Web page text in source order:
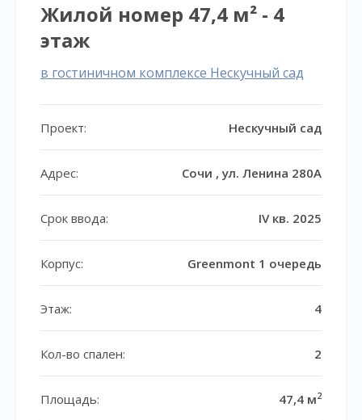
Жилой номер 47,4 м² - 4
этаж
в гостиничном комплексе Нескучный сад
Проект: Нескучный сад
Адрес: Сочи , ул. Ленина 280А
Срок ввода: IV кв. 2025
Корпус: Greenmont 1 очередь
Этаж: 4
Кол-во спален: 2
Площадь: 47,4 м2